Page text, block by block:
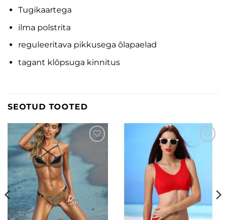
Tugikaartega
ilma polstrita
reguleeritava pikkusega õlapaelad
tagant klõpsuga kinnitus
SEOTUD TOOTED
soovinimekirja
Lisa
soovinimekirja